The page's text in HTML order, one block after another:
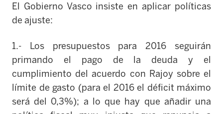
El Gobierno Vasco insiste en aplicar políticas
de ajuste:
1.- Los presupuestos para 2016 seguirán
primando el pago de la deuda y el
cumplimiento del acuerdo con Rajoy sobre el
límite de gasto (para el 2016 el déficit máximo
será del 0,3%); a lo que hay que añadir una